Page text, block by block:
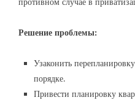
Решение проблемы:
Узаконить
порядке.
Привести планировку